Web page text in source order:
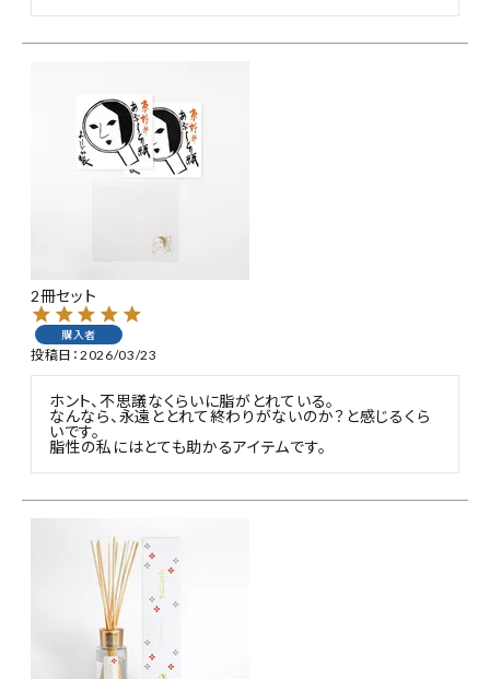
2冊セット
購入者
投稿日 2026/03/23
ホント、不思議なくらいに脂がとれている。
なんなら、永遠ととれて終わりがないのか？と感じるくら
いです。
脂性の私にはとても助かるアイテムです。